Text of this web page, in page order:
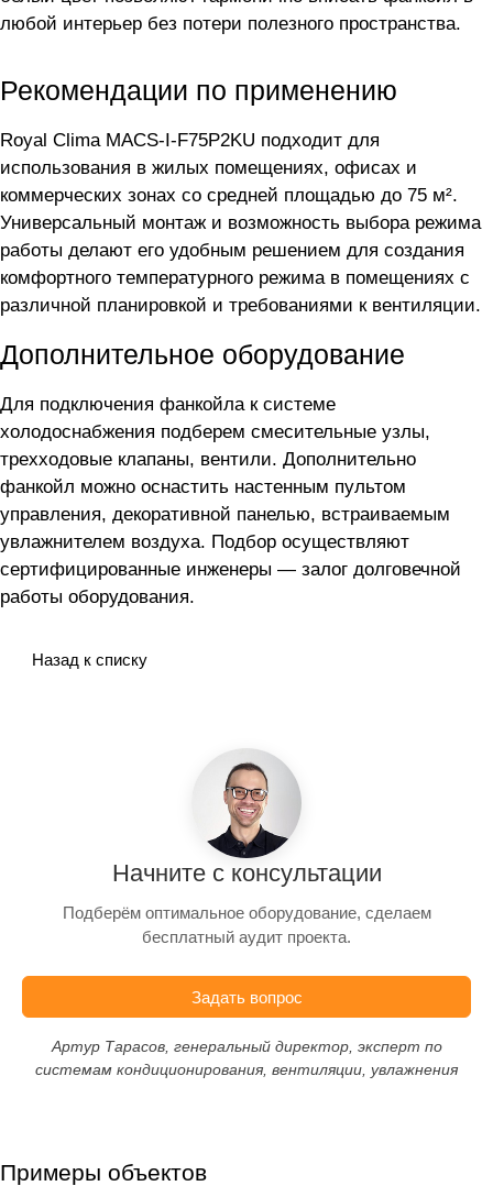
любой интерьер без потери полезного пространства.
Рекомендации по применению
Royal Clima MACS-I-F75P2KU подходит для
использования в жилых помещениях, офисах и
коммерческих зонах со средней площадью до 75 м².
Универсальный монтаж и возможность выбора режима
работы делают его удобным решением для создания
комфортного температурного режима в помещениях с
различной планировкой и требованиями к вентиляции.
Дополнительное оборудование
Для подключения фанкойла к системе
холодоснабжения подберем смесительные узлы,
трехходовые клапаны, вентили. Дополнительно
фанкойл можно оснастить настенным пультом
управления, декоративной панелью, встраиваемым
увлажнителем воздуха. Подбор осуществляют
сертифицированные инженеры — залог долговечной
работы оборудования.
Назад к списку
Начните с консультации
Подберём оптимальное оборудование, сделаем
бесплатный аудит проекта.
Задать вопрос
Артур Тарасов, генеральный директор, эксперт по
системам кондиционирования, вентиляции, увлажнения
Примеры объектов